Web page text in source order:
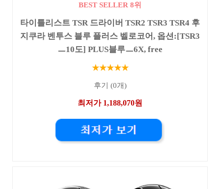
BEST SELLER 8위
타이틀리스트 TSR 드라이버 TSR2 TSR3 TSR4 후
지쿠라 벤투스 블루 플러스 벨로코어, 옵션:[TSR3
ㅡ10도] PLUS블루ㅡ6X, free
★★★★★
후기 (0개)
최저가 1,188,070원